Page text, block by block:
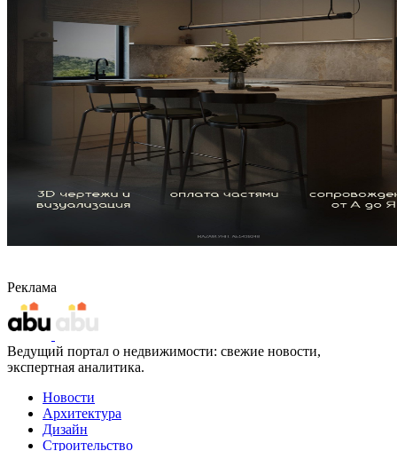
Реклама
Ведущий портал о недвижимости: свежие новости,
экспертная аналитика.
Новости
Архитектура
Дизайн
Строительство